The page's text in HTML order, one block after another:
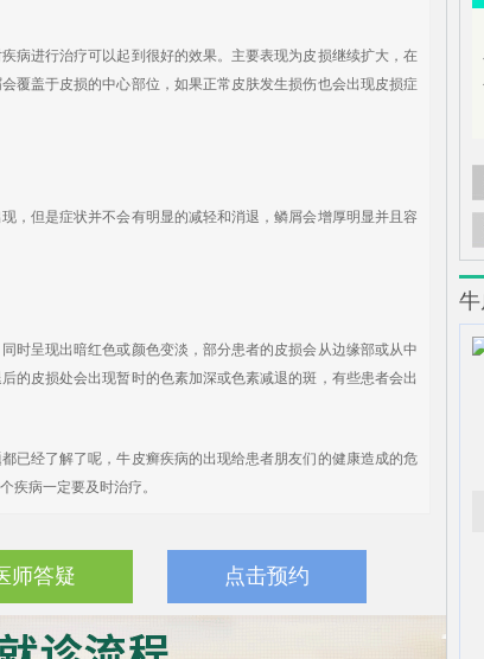
进行治疗可以起到很好的效果。主要表现为皮损继续扩大，在
覆盖于皮损的中心部位，如果正常皮肤发生损伤也会出现皮损症
但是症状并不会有明显的减轻和消退，鳞屑会增厚明显并且容
呈现出暗红色或颜色变淡，部分患者的皮损会从边缘部或从中
的皮损处会出现暂时的色素加深或色素减退的斑，有些患者会出
经了解了呢，牛皮癣疾病的出现给患者朋友们的健康造成的危
疾病一定要及时治疗。
师答疑 点击预约